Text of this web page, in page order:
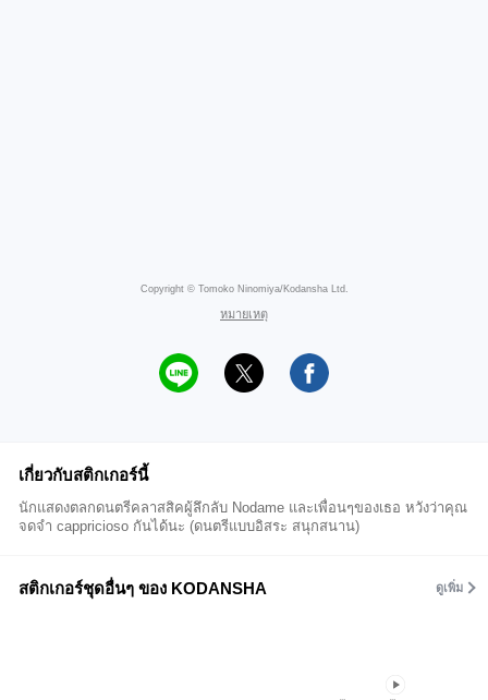
Copyright © Tomoko Ninomiya/Kodansha Ltd.
หมายเหตุ
เกี่ยวกับสติกเกอร์นี้
นักแสดงตลกดนตรีคลาสสิคผู้ลึกลับ Nodame และเพื่อนๆของเธอ หวังว่าคุณ
จดจำ cappricioso กันได้นะ (ดนตรีแบบอิสระ สนุกสนาน)
สติกเกอร์ชุดอื่นๆ ของ KODANSHA ดูเพิ่ม